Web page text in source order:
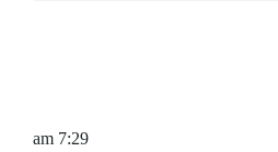
7:29 am